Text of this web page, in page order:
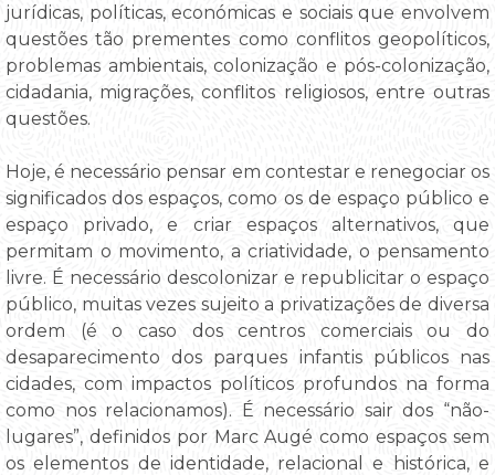
jurídicas, políticas, económicas e sociais que envolvem
questões tão prementes como conflitos geopolíticos,
problemas ambientais, colonização e pós-colonização,
cidadania, migrações, conflitos religiosos, entre outras
questões.
Hoje, é necessário pensar em contestar e renegociar os
significados dos espaços, como os de espaço público e
espaço privado, e criar espaços alternativos, que
permitam o movimento, a criatividade, o pensamento
livre. É necessário descolonizar e republicitar o espaço
público, muitas vezes sujeito a privatizações de diversa
ordem (é o caso dos centros comerciais ou do
desaparecimento dos parques infantis públicos nas
cidades, com impactos políticos profundos na forma
como nos relacionamos). É necessário sair dos “não-
lugares”, definidos por Marc Augé como espaços sem
os elementos de identidade, relacional e histórica, e